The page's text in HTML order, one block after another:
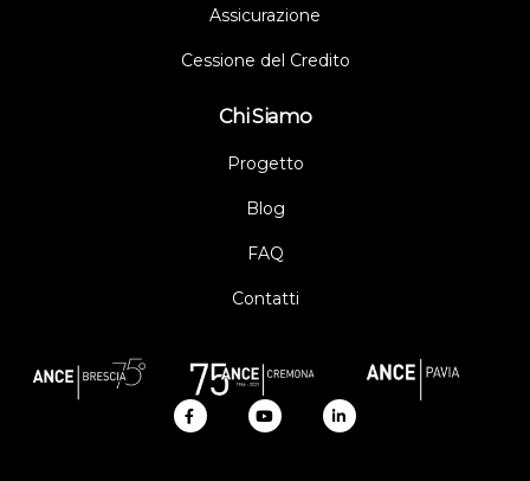
Assicurazione
Cessione del Credito
Chi Siamo
Progetto
Blog
FAQ
Contatti